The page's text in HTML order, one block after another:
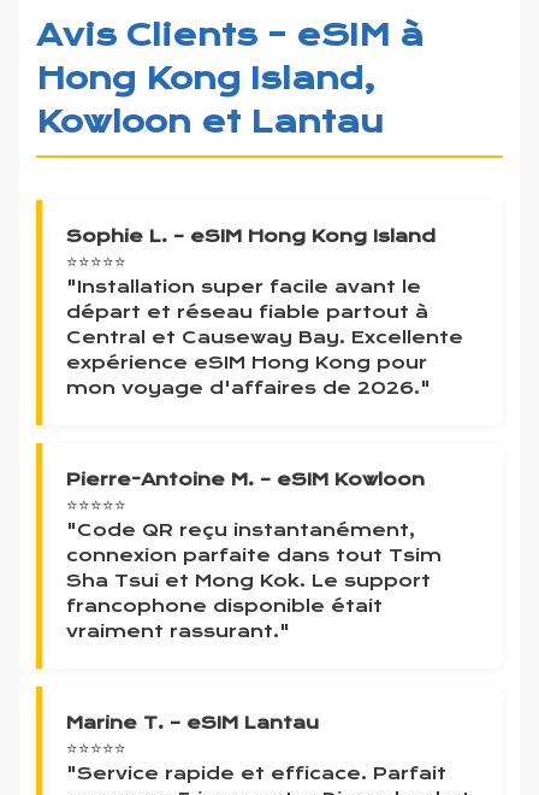
Avis Clients – eSIM à
Hong Kong Island,
Kowloon et Lantau
Sophie L. – eSIM Hong Kong Island
⭐⭐⭐⭐⭐
"Installation super facile avant le
départ et réseau fiable partout à
Central et Causeway Bay. Excellente
expérience eSIM Hong Kong pour
mon voyage d'affaires de 2026."
Pierre-Antoine M. – eSIM Kowloon
⭐⭐⭐⭐⭐
"Code QR reçu instantanément,
connexion parfaite dans tout Tsim
Sha Tsui et Mong Kok. Le support
francophone disponible était
vraiment rassurant."
Marine T. – eSIM Lantau
⭐⭐⭐⭐⭐
"Service rapide et efficace. Parfait